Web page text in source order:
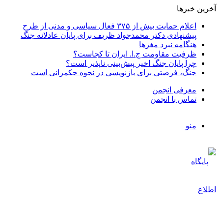
آخرین خبرها
اعلام حمایت بیش از ۳۷۵ فعال سیاسی و مدنی از طرح
پیشنهادی دکتر محمدجواد ظریف برای پایان عادلانه جنگ
هنگامه نبرد مغزها
ظرفیت مقاومت ج.ا. ایران تا کجاست؟
چرا پایان جنگ اخیر پیش‌بینی ناپذیر است؟
جنگ، فرصتی برای بازنویسی در نحوه حکمرانی است
معرفی انجمن
تماس با انجمن
منو